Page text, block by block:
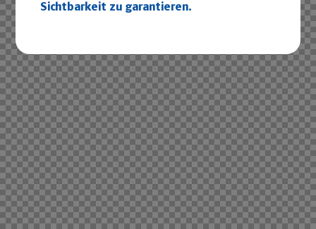
Sichtbarkeit zu garantieren.